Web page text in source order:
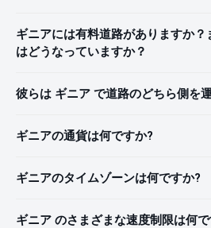
ギニアには有料道路がありますか？
はどうなっていますか？
彼らは ギニア で道路のどちら側を
ギニアの通貨は何ですか?
ギニアのタイムゾーンは何ですか?
ギニア のさまざまな速度制限は何